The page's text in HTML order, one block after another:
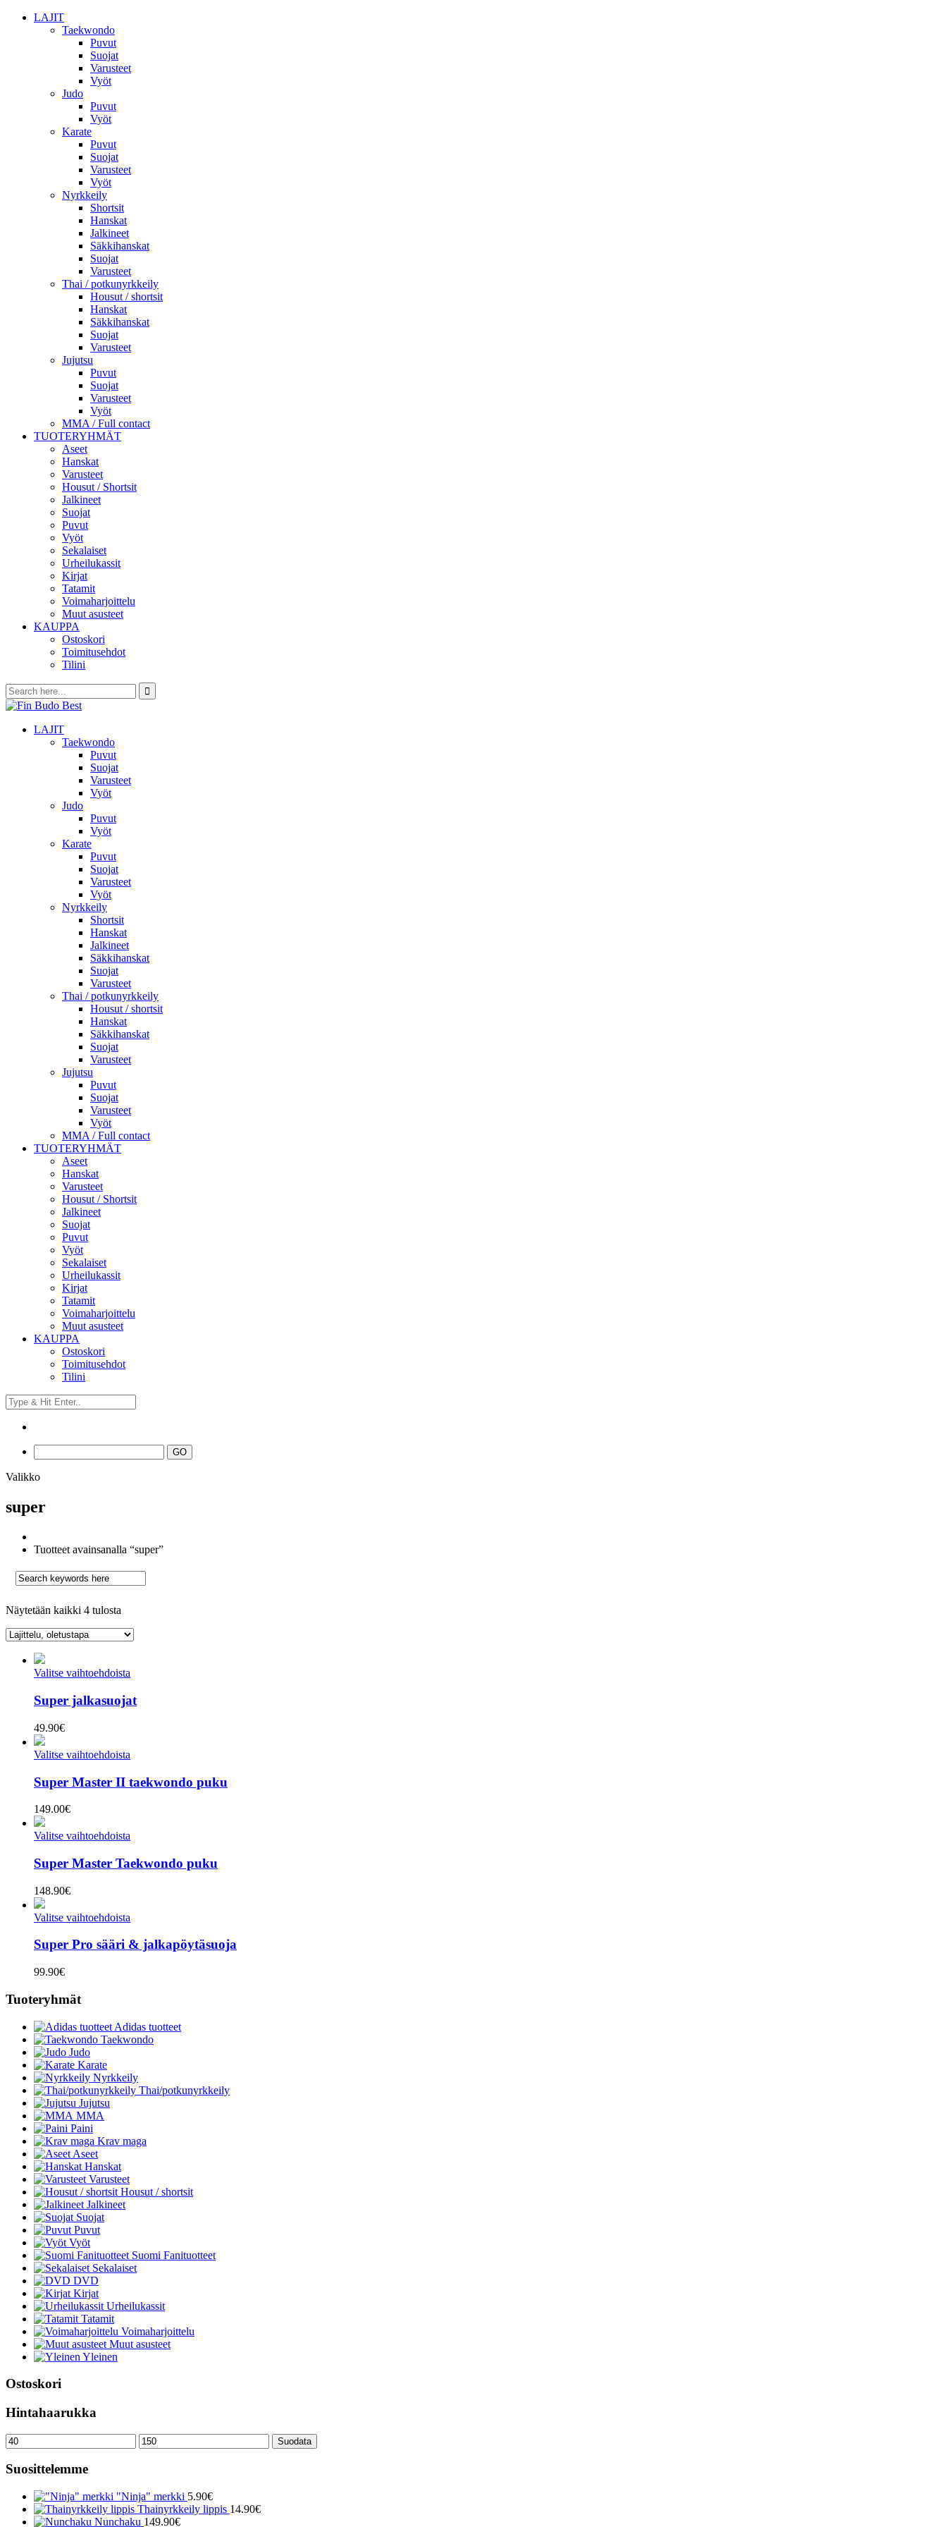
LAJIT
Taekwondo
Puvut
Suojat
Varusteet
Vyöt
Judo
Puvut
Vyöt
Karate
Puvut
Suojat
Varusteet
Vyöt
Nyrkkeily
Shortsit
Hanskat
Jalkineet
Säkkihanskat
Suojat
Varusteet
Thai / potkunyrkkeily
Housut / shortsit
Hanskat
Säkkihanskat
Suojat
Varusteet
Jujutsu
Puvut
Suojat
Varusteet
Vyöt
MMA / Full contact
TUOTERYHMÄT
Aseet
Hanskat
Varusteet
Housut / Shortsit
Jalkineet
Suojat
Puvut
Vyöt
Sekalaiset
Urheilukassit
Kirjat
Tatamit
Voimaharjoittelu
Muut asusteet
KAUPPA
Ostoskori
Toimitusehdot
Tilini
LAJIT
Taekwondo
Puvut
Suojat
Varusteet
Vyöt
Judo
Puvut
Vyöt
Karate
Puvut
Suojat
Varusteet
Vyöt
Nyrkkeily
Shortsit
Hanskat
Jalkineet
Säkkihanskat
Suojat
Varusteet
Thai / potkunyrkkeily
Housut / shortsit
Hanskat
Säkkihanskat
Suojat
Varusteet
Jujutsu
Puvut
Suojat
Varusteet
Vyöt
MMA / Full contact
TUOTERYHMÄT
Aseet
Hanskat
Varusteet
Housut / Shortsit
Jalkineet
Suojat
Puvut
Vyöt
Sekalaiset
Urheilukassit
Kirjat
Tatamit
Voimaharjoittelu
Muut asusteet
KAUPPA
Ostoskori
Toimitusehdot
Tilini
Valikko
super
Tuotteet avainsanalla “super”
Näytetään kaikki 4 tulosta
Valitse vaihtoehdoista
Super jalkasuojat
49.90€
Valitse vaihtoehdoista
Super Master II taekwondo puku
149.00€
Valitse vaihtoehdoista
Super Master Taekwondo puku
148.90€
Valitse vaihtoehdoista
Super Pro sääri & jalkapöytäsuoja
99.90€
Tuoteryhmät
Adidas tuotteet
Taekwondo
Judo
Karate
Nyrkkeily
Thai/potkunyrkkeily
Jujutsu
MMA
Paini
Krav maga
Aseet
Hanskat
Varusteet
Housut / shortsit
Jalkineet
Suojat
Puvut
Vyöt
Suomi Fanituotteet
Sekalaiset
DVD
Kirjat
Urheilukassit
Tatamit
Voimaharjoittelu
Muut asusteet
Yleinen
Ostoskori
Hintahaarukka
Minimihinta Maksimihinta Suodata
Suosittelemme
"Ninja" merkki 5.90€
Thainyrkkeily lippis 14.90€
Nunchaku 149.90€